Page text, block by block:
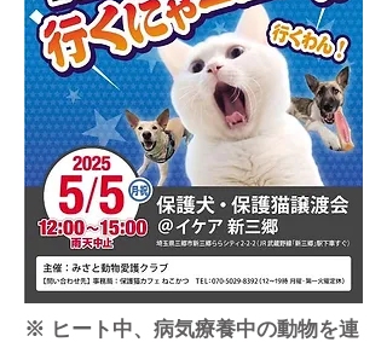
※ ヒート中、病気療養中の動物を連